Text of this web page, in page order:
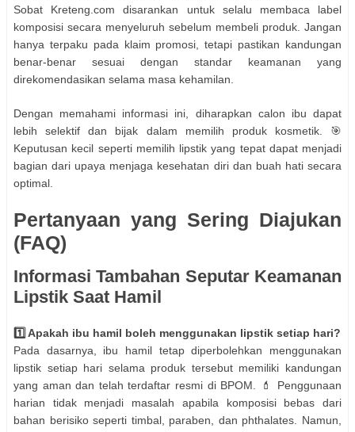
Sobat Kreteng.com disarankan untuk selalu membaca label
komposisi secara menyeluruh sebelum membeli produk. Jangan
hanya terpaku pada klaim promosi, tetapi pastikan kandungan
benar-benar sesuai dengan standar keamanan yang
direkomendasikan selama masa kehamilan.
Dengan memahami informasi ini, diharapkan calon ibu dapat
lebih selektif dan bijak dalam memilih produk kosmetik. 🎯
Keputusan kecil seperti memilih lipstik yang tepat dapat menjadi
bagian dari upaya menjaga kesehatan diri dan buah hati secara
optimal.
Pertanyaan yang Sering Diajukan
(FAQ)
Informasi Tambahan Seputar Keamanan
Lipstik Saat Hamil
1️⃣ Apakah ibu hamil boleh menggunakan lipstik setiap hari?
Pada dasarnya, ibu hamil tetap diperbolehkan menggunakan
lipstik setiap hari selama produk tersebut memiliki kandungan
yang aman dan telah terdaftar resmi di BPOM. 💄 Penggunaan
harian tidak menjadi masalah apabila komposisi bebas dari
bahan berisiko seperti timbal, paraben, dan phthalates. Namun,